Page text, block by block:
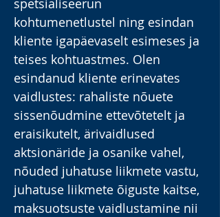
spetsialiseerun
kohtumenetlustel ning esindan
kliente igapäevaselt esimeses ja
teises kohtuastmes. Olen
esindanud kliente erinevates
vaidlustes: rahaliste nõuete
sissenõudmine ettevõtetelt ja
eraisikutelt, ärivaidlused
aktsionäride ja osanike vahel,
nõuded juhatuse liikmete vastu,
juhatuse liikmete õiguste kaitse,
maksuotsuste vaidlustamine nii